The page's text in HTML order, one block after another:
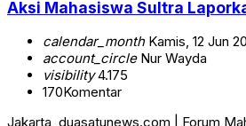
Aksi Mahasiswa Sultra
calendar_monthKamis, 12 Jun
account_circleNur Wayda
visibility4.175
170Komentar
Jakarta, duasatunews.com | Forum